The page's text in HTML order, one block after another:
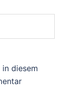
diesem